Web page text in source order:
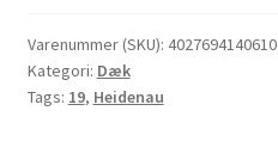
-
19
57T
Varenummer (SKU): 4027694140610
Kategori: Dæk
Tags: 19, Heidenau